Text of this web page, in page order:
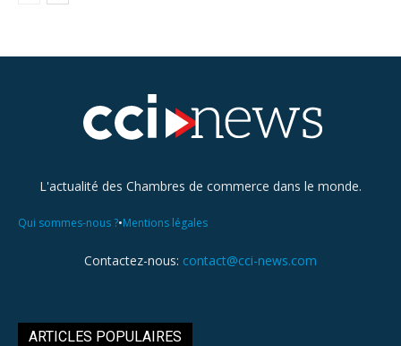
L'actualité des Chambres de commerce dans le monde.
Qui sommes-nous ?•Mentions légales
Contactez-nous: contact@cci-news.com
ARTICLES POPULAIRES